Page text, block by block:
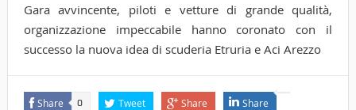
Gara avvincente, piloti e vetture di grande qualità,
organizzazione impeccabile hanno coronato con il
successo la nuova idea di scuderia Etruria e Aci Arezzo
Share 0 Tweet Share Share